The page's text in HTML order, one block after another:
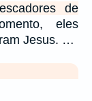
de
eles
Jesus. …